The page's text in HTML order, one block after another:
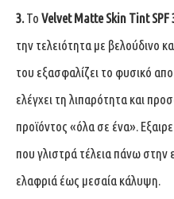
3.Το Velvet Matte Skin Tint SPF
την τελειότητα με βελούδινο
του εξασφαλίζει το φυσικό
ελέγχει τη λιπαρότητα και
προϊόντος «όλα σε ένα».
που γλιστρά τέλεια πάνω στην
ελαφριά έως μεσαία κάλυψη.